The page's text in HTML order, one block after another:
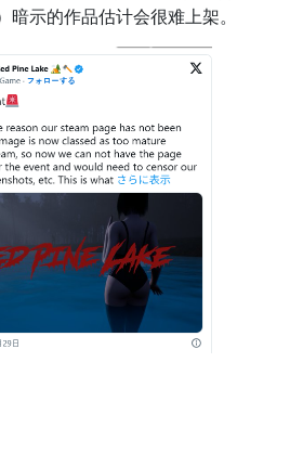
暗示的作品估计会很难上架。